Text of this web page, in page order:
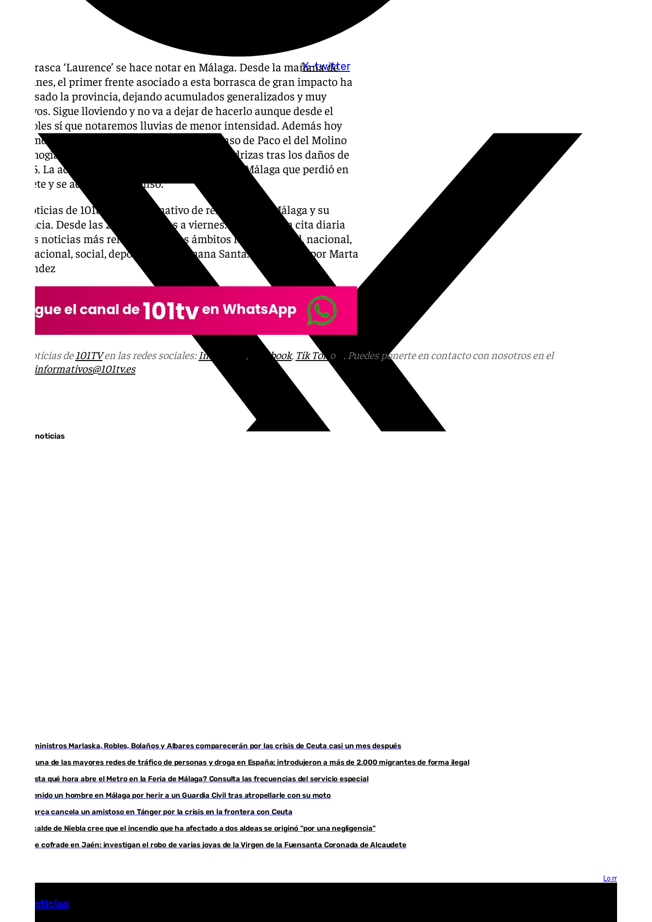
X-twitter
La borrasca ‘Laurence’ se hace notar en Málaga. Desde la mañana de
este lunes, el primer frente asociado a esta borrasca de gran impacto ha
atravesado la provincia, dejando acumulados generalizados y muy
positivos. Sigue lloviendo y no va a dejar de hacerlo aunque desde el
miércoles sí que notaremos lluvias de menor intensidad. Además hoy
hablamos de vivienda, de las novedades del caso de Paco el del Molino
en Almogía o de la gratuidad del peaje de las pedrizas tras los daños de
la A-45. La actualidad deportiva la protagoniza el Málaga que perdió en
Albacete y se acerca al descenso.
Las noticias de 101tv es el informativo de referencia de Málaga y su
Provincia. Desde las 20.00 de lunes a viernes. No faltes a la cita diaria
con las noticias más relevantes en los ámbitos local, regional, nacional,
internacional, social, deportivo y la Semana Santa. Presentado por Marta
Fernández
Más noticias de 101TVen las redes sociales: Instagram , Facebook, Tik Tok o
. Puedes ponerte en contacto con nosotros en el
informativos@101tv.es
Últimas noticias
Los ministros Marlaska, Robles, Bolaños y Albares comparecerán por las crisis de Ceuta casi un mes después
Cae una de las mayores redes de tráfico de personas y droga en España: introdujeron a más de 2.000 migrantes de forma ilegal
¿Hasta qué hora abre el Metro en la Feria de Málaga? Consulta las frecuencias del servicio especial
Detenido un hombre en Málaga por herir a un Guardia Civil tras atropellarle con su moto
El Barça cancela un amistoso en Tánger por la crisis en la frontera con Ceuta
El acalde de Niebla cree que el incendio que ha afectado a dos aldeas se originó "por una negligencia"
Golpe cofrade en Jaén: investigan el robo de varias joyas de la Virgen de la Fuensanta Coronada de Alcaudete
Lo más visto >
Más noticias